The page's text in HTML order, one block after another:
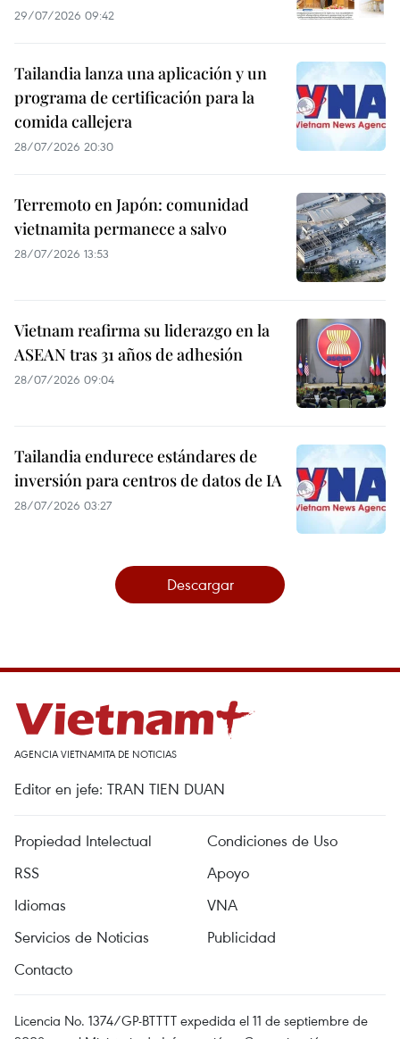
29/07/2026 09:42
Tailandia lanza una aplicación y un
programa de certificación para la
comida callejera
28/07/2026 20:30
Terremoto en Japón: comunidad
vietnamita permanece a salvo
28/07/2026 13:53
Vietnam reafirma su liderazgo en la
ASEAN tras 31 años de adhesión
28/07/2026 09:04
Tailandia endurece estándares de
inversión para centros de datos de IA
28/07/2026 03:27
Descargar
AGENCIA VIETNAMITA DE NOTICIAS
Editor en jefe: TRAN TIEN DUAN
Propiedad Intelectual
Condiciones de Uso
RSS
Apoyo
Idiomas
VNA
Servicios de Noticias
Publicidad
Contacto
Licencia No. 1374/GP-BTTTT expedida el 11 de septiembre de